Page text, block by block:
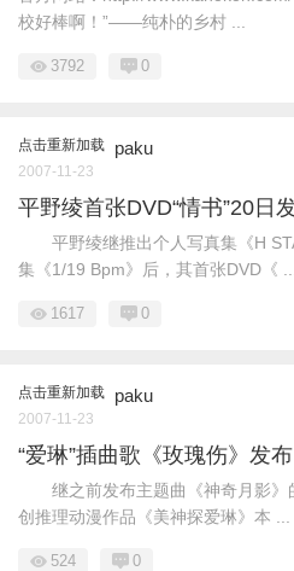
校好棒啊！”——纯朴的乡村 ...
3792 0
点击重新加载 paku
2007-11-23
平野绫首张DVD“情书”20日
平野绫继推出个人写真集《H
集《1/19 Bpm》后，其首张DVD《 ...
1617 0
点击重新加载 paku
2007-11-23
“爱琳”插曲歌《玫瑰伤》发布
继之前发布主题曲《神奇月影》
创推理动漫作品《美神探爱琳》本 ...
524 0